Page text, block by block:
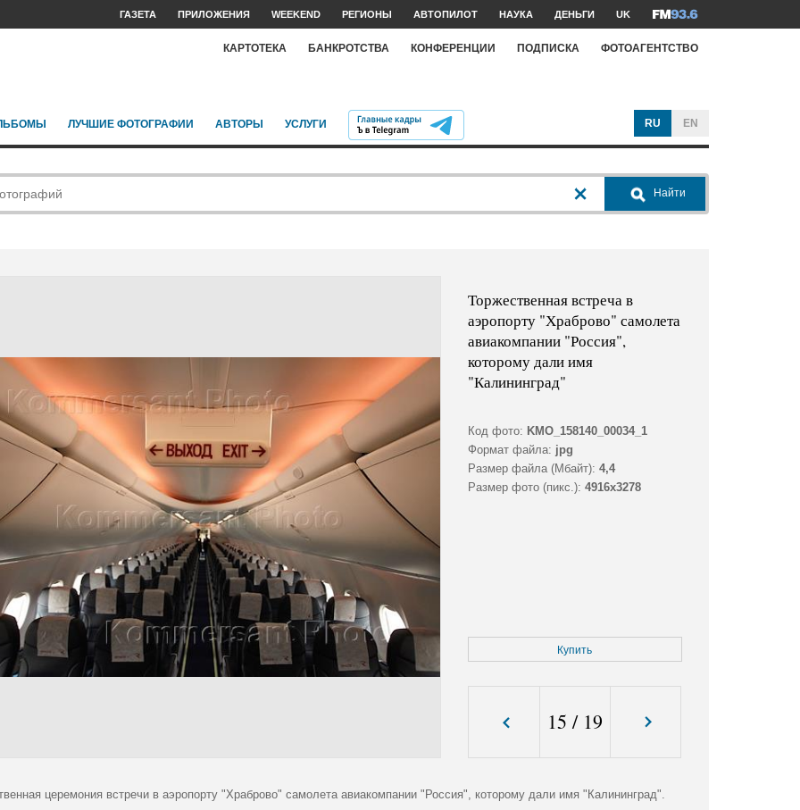
ГАЗЕТА ПРИЛОЖЕНИЯ WEEKEND РЕГИОНЫ АВТОПИЛОТ НАУКА ДЕНЬГИ UK
КАРТОТЕКА БАНКРОТСТВА КОНФЕРЕНЦИИ ПОДПИСКА ФОТОАГЕНТСТВО
ЛУЧШИЕ ФОТОГРАФИИ АВТОРЫ УСЛУГИ RU EN
Найти
Торжественная встреча в
аэропорту "Храброво" самолета
авиакомпании "Россия",
которому дали имя
"Калининград"
Код фото: KMO_158140_00034_1
Формат файла: jpg
Размер файла (Мбайт): 4,4
Размер фото (пикс.): 4916x3278
Купить
15 / 19
церемония встречи в аэропорту "Храброво" самолета авиакомпании "Россия", которому дали имя "Калининград".